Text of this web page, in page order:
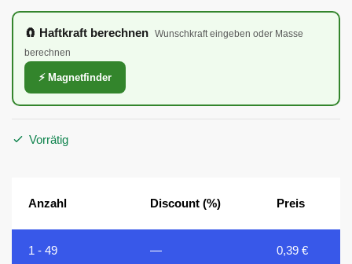
🧲 Haftkraft berechnen Wunschkraft eingeben oder Masse
berechnen
⚡ Magnetfinder
Vorrätig
Anzahl Discount (%) Preis
1 - 49 — 0,39€